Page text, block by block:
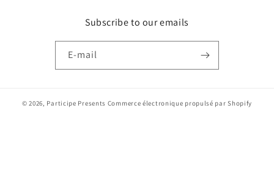
Subscribe to our emails
E-mail
© 2026, Participe Presents Commerce électronique propulsé par Shopify